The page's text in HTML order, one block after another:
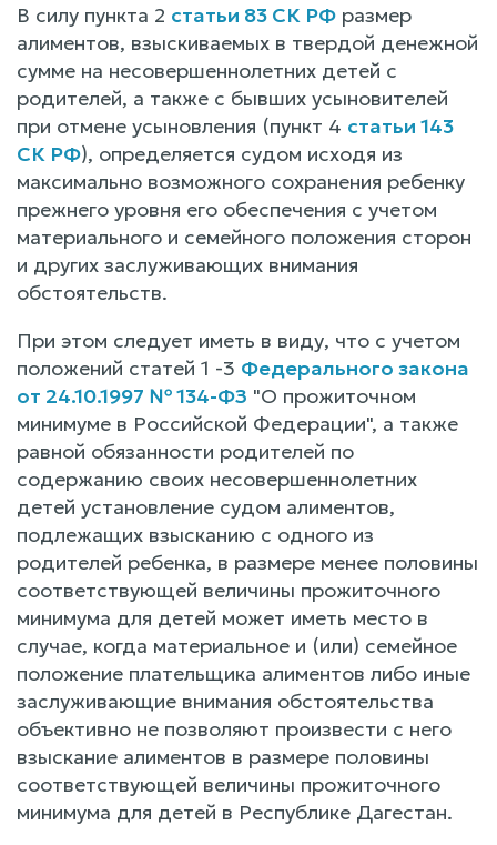
В силу пункта 2 статьи 83 СК РФ размер
алиментов, взыскиваемых в твердой денежной
сумме на несовершеннолетних детей с
родителей, а также с бывших усыновителей
при отмене усыновления (пункт 4 статьи 143
СК РФ), определяется судом исходя из
максимально возможного сохранения ребенку
прежнего уровня его обеспечения с учетом
материального и семейного положения сторон
и других заслуживающих внимания
обстоятельств.
При этом следует иметь в виду, что с учетом
положений статей 1 -3 Федерального закона
от 24.10.1997 № 134-ФЗ "О прожиточном
минимуме в Российской Федерации", а также
равной обязанности родителей по
содержанию своих несовершеннолетних
детей установление судом алиментов,
подлежащих взысканию с одного из
родителей ребенка, в размере менее половины
соответствующей величины прожиточного
минимума для детей может иметь место в
случае, когда материальное и (или) семейное
положение плательщика алиментов либо иные
заслуживающие внимания обстоятельства
объективно не позволяют произвести с него
взыскание алиментов в размере половины
соответствующей величины прожиточного
минимума для детей в Республике Дагестан.